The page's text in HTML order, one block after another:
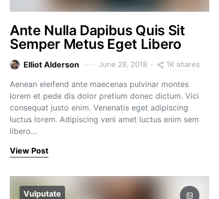
Ante Nulla Dapibus Quis Sit
Semper Metus Eget Libero
Elliot Alderson June 28, 2018 1K shares
Aenean eleifend ante maecenas pulvinar montes
lorem et pede dis dolor pretium donec dictum. Vici
consequat justo enim. Venenatis eget adipiscing
luctus lorem. Adipiscing veni amet luctus enim sem
libero…
View Post
Vulputate